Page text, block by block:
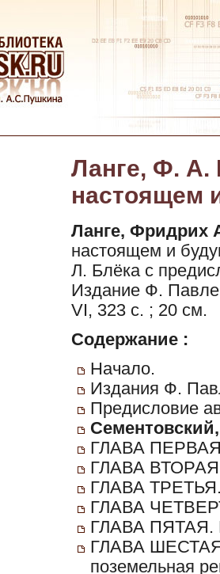
Ланге, Ф. А.
настоящем
Ланге, Фридрих
настоящем и
Л. Блёка с
Издание Ф.
VI, 323 с. ; 20 см.
Содержание :
Начало.
Издания Ф.
Предисловие
ГЛАВА ПЕРВАЯ.
ГЛАВА ВТОРАЯ.
ГЛАВА ТРЕТЬЯ.
ГЛАВА
ГЛАВА ПЯТАЯ.
ГЛАВА ШЕСТАЯ.
поземельная